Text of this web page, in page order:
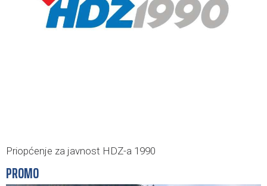
Priopćenje za javnost HDZ-a 1990
PROMO